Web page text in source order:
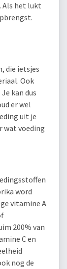
Als het lukt
die ietsjes
Ook
kan dus
er wel
uit je
wat voeding
word
vitamine A
200% van
C en
nog de